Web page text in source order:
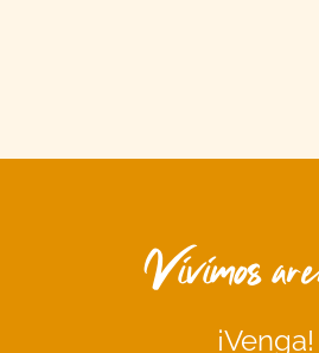
Vivimos
¡Venga!